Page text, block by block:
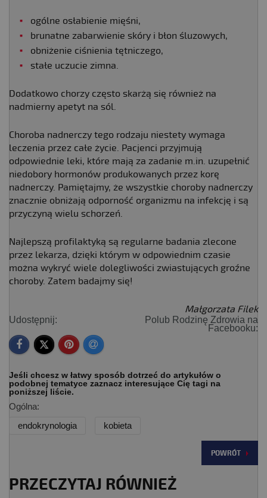
ogólne osłabienie mięśni,
brunatne zabarwienie skóry i błon śluzowych,
obniżenie ciśnienia tętniczego,
stałe uczucie zimna.
Dodatkowo chorzy często skarżą się również na
nadmierny apetyt na sól.
Choroba nadnerczy tego rodzaju niestety wymaga
leczenia przez całe życie. Pacjenci przyjmują
odpowiednie leki, które mają za zadanie m.in. uzupełnić
niedobory hormonów produkowanych przez korę
nadnerczy. Pamiętajmy, że wszystkie choroby nadnerczy
znacznie obniżają odporność organizmu na infekcję i są
przyczyną wielu schorzeń.
Najlepszą profilaktyką są regularne badania zlecone
przez lekarza, dzięki którym w odpowiednim czasie
można wykryć wiele dolegliwości zwiastujących groźne
choroby. Zatem badajmy się!
Małgorzata Filek
Udostępnij:
Polub Rodzinę Zdrowia na
Facebooku:
Jeśli chcesz w łatwy sposób dotrzeć do artykułów o
podobnej tematyce zaznacz interesujące Cię tagi na
poniższej liście.
Ogólna:
endokrynologia
kobieta
POWRÓT
PRZECZYTAJ RÓWNIEŻ